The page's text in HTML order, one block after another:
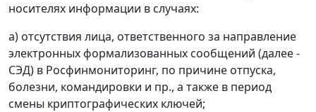
носителях информации в случаях:
а) отсутствия лица, ответственного за направление
электронных формализованных сообщений (далее -
СЭД) в Росфинмониторинг, по причине отпуска,
болезни, командировки и пр., а также в период
смены криптографических ключей;